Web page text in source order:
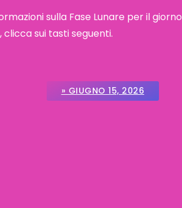
sulla Fase Lunare per il giorno
sui tasti seguenti.
» GIUGNO 15, 2026